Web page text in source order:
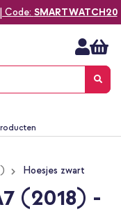
Code: SMARTWATCH20
Hoesjes zwart
(2018) -